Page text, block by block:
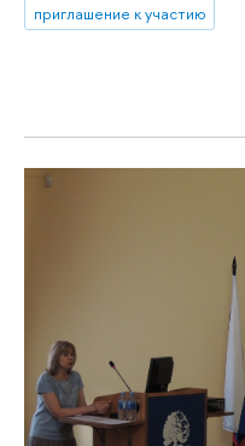
приглашение к участию